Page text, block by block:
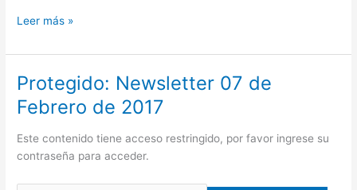
para
Pacientes
con
Tratamientos
Prolongados
Leer más »
Protegido: Newsletter 07 de
Febrero de 2017
Este contenido tiene acceso restringido, por favor ingrese su
contraseña para acceder.
Protegido:
Newsletter
07
de
2017